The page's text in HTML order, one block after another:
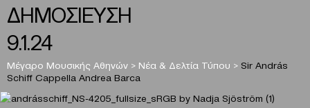
ΔΗΜΟΣΙΕΥΣΗ
9.1.24
Μέγαρο Μουσικής Αθηνών > Νέα & Δελτία Τύπου > Sir András
Schiff Cappella Andrea Barca